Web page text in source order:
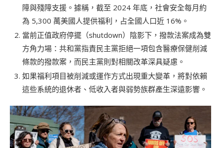
障與殘障支援。據稱，截至 2024 年底，社會安全每月約
為 5,300 萬美國人提供福利，占全國人口近 16%。
當前正值政府停擺（shutdown）陰影下，撥款法案成為雙
方角力場：共和黨指責民主黨拒絕一項包含醫療保健削減
條款的撥款案，而民主黨則對相關改革深具疑慮。
如果福利項目被削減或運作方式出現重大變革，將對依賴
這些系統的退休者、低收入者與弱勢族群產生深遠影響。